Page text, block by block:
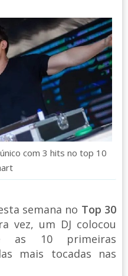
com 3 hits no top 10
semana no Top 30
vez, um DJ colocou
as 10 primeiras
mais tocadas nas